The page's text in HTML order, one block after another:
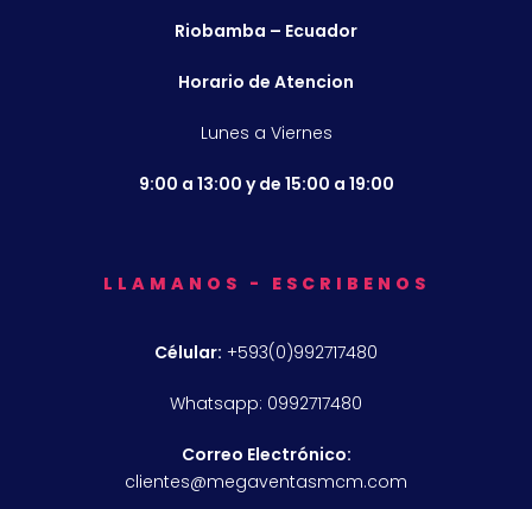
Riobamba – Ecuador
Horario de Atencion
Lunes a Viernes
9:00 a 13:00 y de 15:00 a 19:00
LLAMANOS - ESCRIBENOS
Célular: +593(0)992717480
Whatsapp: 0992717480
Correo Electrónico:
clientes@megaventasmcm.com